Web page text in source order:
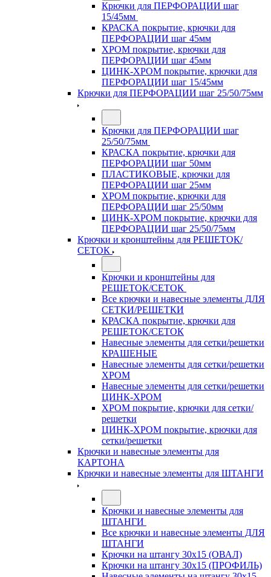
Крючки для ПЕРФОРАЦИИ шаг
15/45мм
КРАСКА покрытие, крючки для
ПЕРФОРАЦИИ шаг 45мм
ХРОМ покрытие, крючки для
ПЕРФОРАЦИИ шаг 45мм
ЦИНК-ХРОМ покрытие, крючки для
ПЕРФОРАЦИИ шаг 15/45мм
Крючки для ПЕРФОРАЦИИ шаг 25/50/75мм
Крючки для ПЕРФОРАЦИИ шаг
25/50/75мм
КРАСКА покрытие, крючки для
ПЕРФОРАЦИИ шаг 50мм
ПЛАСТИКОВЫЕ, крючки для
ПЕРФОРАЦИИ шаг 25мм
ХРОМ покрытие, крючки для
ПЕРФОРАЦИИ шаг 25/50мм
ЦИНК-ХРОМ покрытие, крючки для
ПЕРФОРАЦИИ шаг 25/50/75мм
Крючки и кронштейны для РЕШЕТОК/
СЕТОК
Крючки и кронштейны для
РЕШЕТОК/СЕТОК
Все крючки и навесные элементы ДЛЯ
СЕТКИ/РЕШЕТКИ
КРАСКА покрытие, крючки для
РЕШЕТОК/СЕТОК
Навесные элементы для сетки/решетки
КРАШЕНЫЕ
Навесные элементы для сетки/решетки
ХРОМ
Навесные элементы для сетки/решетки
ЦИНК-ХРОМ
ХРОМ покрытие, крючки для сетки/
решетки
ЦИНК-ХРОМ покрытие, крючки для
сетки/решетки
Крючки и навесные элементы для
КАРТОНА
Крючки и навесные элементы для ШТАНГИ
Крючки и навесные элементы для
ШТАНГИ
Все крючки и навесные элементы ДЛЯ
ШТАНГИ
Крючки на штангу 30х15 (ОВАЛ)
Крючки на штангу 30х15 (ПРОФИЛЬ)